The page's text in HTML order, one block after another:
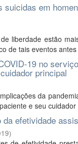
suicidas em
liberdade estão
de tais eventos
19 no
principal
da
e seu
efetividade
)